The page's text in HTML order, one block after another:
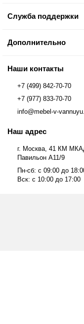
Служба поддержки
Дополнительно
Наши контакты
+7 (499) 842-70-70
+7 (977) 833-70-70
info@mebel-v-
Наш адрес
г. Москва, 41 КМ
Павильон А11/9
Пн-сб: с 09:00 до
Вск: с 10:00 до 17:00